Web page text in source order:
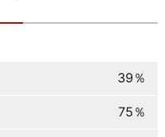
39％
75％